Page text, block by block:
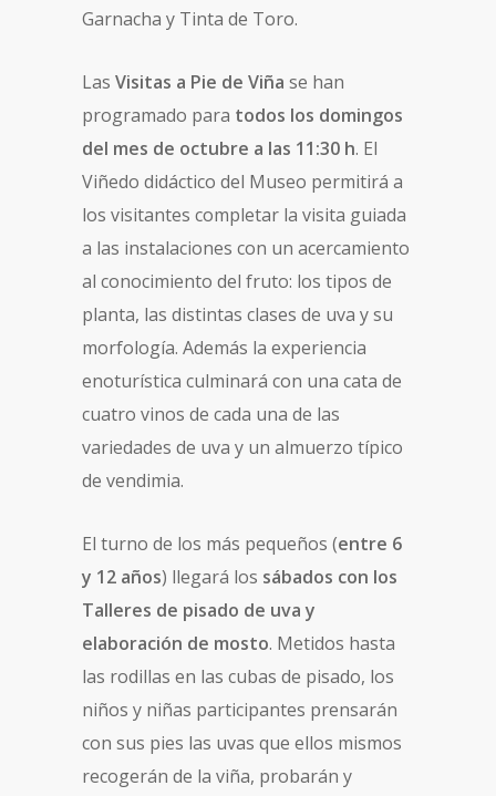
Garnacha y Tinta de Toro.
Las Visitas a Pie de Viña se han
programado para todos los domingos
del mes de octubre a las 11:30 h. El
Viñedo didáctico del Museo permitirá a
los visitantes completar la visita guiada
a las instalaciones con un acercamiento
al conocimiento del fruto: los tipos de
planta, las distintas clases de uva y su
morfología. Además la experiencia
enoturística culminará con una cata de
cuatro vinos de cada una de las
variedades de uva y un almuerzo típico
de vendimia.
El turno de los más pequeños (entre 6
y 12 años) llegará los sábados con los
Talleres de pisado de uva y
elaboración de mosto. Metidos hasta
las rodillas en las cubas de pisado, los
niños y niñas participantes prensarán
con sus pies las uvas que ellos mismos
recogerán de la viña, probarán y